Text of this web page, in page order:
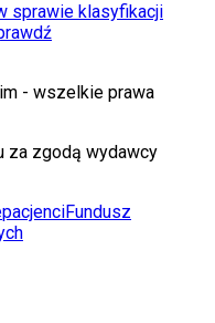
sprawie klasyfikacji
- wszelkie prawa
za zgodą wydawcy
pacjenciFundusz